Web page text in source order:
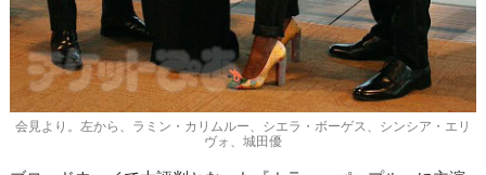
会見より。左から、ラミン・カリムルー、シエラ・ボーゲス、シンシア・エリ
ヴォ、城田優